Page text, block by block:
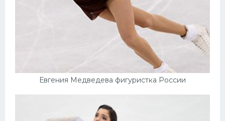
Евгения Медведева фигуристка России